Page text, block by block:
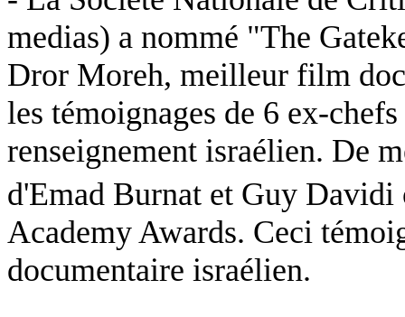
medias) a nommé "The
Dror Moreh, meilleur film
les témoignages de 6 ex-
renseignement israélien. De
d'Emad Burnat et Guy Davidi
Academy Awards. Ceci
documentaire israélien.